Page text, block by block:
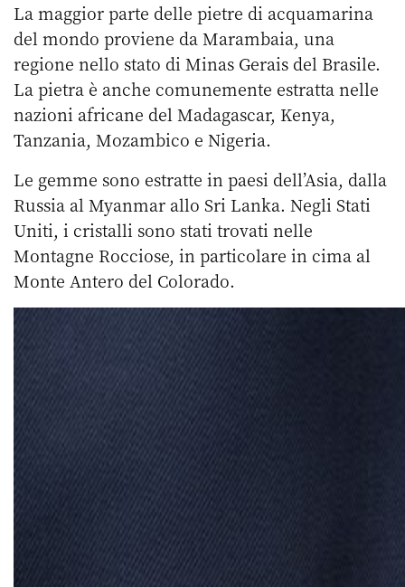
La maggior parte delle pietre di acquamarina
del mondo proviene da Marambaia, una
regione nello stato di Minas Gerais del Brasile.
La pietra è anche comunemente estratta nelle
nazioni africane del Madagascar, Kenya,
Tanzania, Mozambico e Nigeria.
Le gemme sono estratte in paesi dell’Asia, dalla
Russia al Myanmar allo Sri Lanka. Negli Stati
Uniti, i cristalli sono stati trovati nelle
Montagne Rocciose, in particolare in cima al
Monte Antero del Colorado.